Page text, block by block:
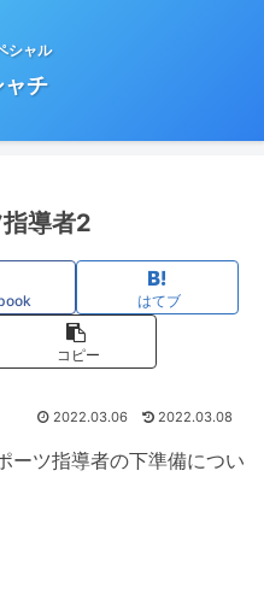
シャル
ャチ
導者2
はてブ
コピー
2022.03.06 2022.03.08
ーツ指導者の下準備につい